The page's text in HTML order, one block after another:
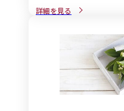
葬儀で身につける喪服用バ
詳細を見る